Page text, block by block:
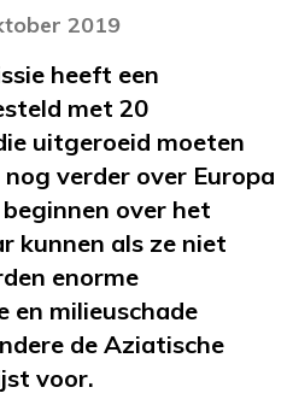
2019
heeft een
met 20
uitgeroeid moeten
verder over Europa
over het
kunnen als ze niet
enorme
en milieuschade
de Aziatische
voor.